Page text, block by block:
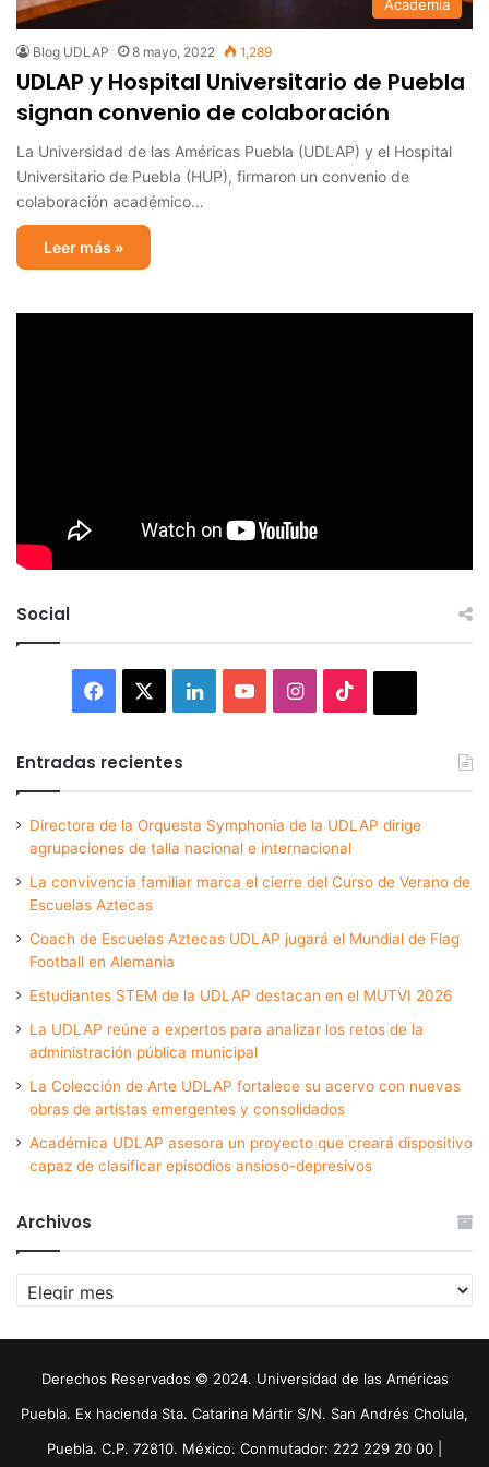
Academia
Blog UDLAP 8 mayo, 2022 1,289
UDLAP y Hospital Universitario de Puebla
signan convenio de colaboración
La Universidad de las Américas Puebla (UDLAP) y el Hospital
Universitario de Puebla (HUP), firmaron un convenio de
colaboración académico…
Leer más »
Social
Facebook LinkedInYouTubeInstagram
Entradas recientes
Directora de la Orquesta Symphonia de la UDLAP dirige
agrupaciones de talla nacional e internacional
La convivencia familiar marca el cierre del Curso de Verano de
Escuelas Aztecas
Coach de Escuelas Aztecas UDLAP jugará el Mundial de Flag
Football en Alemania
Estudiantes STEM de la UDLAP destacan en el MUTVI 2026
La UDLAP reúne a expertos para analizar los retos de la
administración pública municipal
La Colección de Arte UDLAP fortalece su acervo con nuevas
obras de artistas emergentes y consolidados
Académica UDLAP asesora un proyecto que creará dispositivo
capaz de clasificar episodios ansioso-depresivos
Archivos
Archivos
Derechos Reservados © 2024. Universidad de las Américas
Puebla. Ex hacienda Sta. Catarina Mártir S/N. San Andrés Cholula,
Puebla. C.P. 72810. México. Conmutador: 222 229 20 00 |